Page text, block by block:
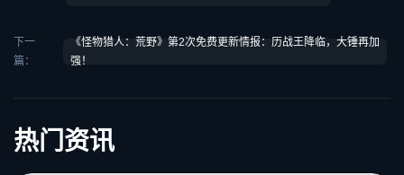
下一
篇：
《怪物猎人：荒野》第2次免费更新情报：历战王降临，大锤再加
强！
热门资讯